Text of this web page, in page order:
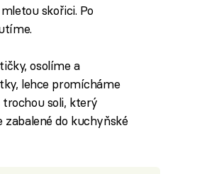
skořici. Po
osolíme a
lehce promícháme
soli, který
do kuchyňské